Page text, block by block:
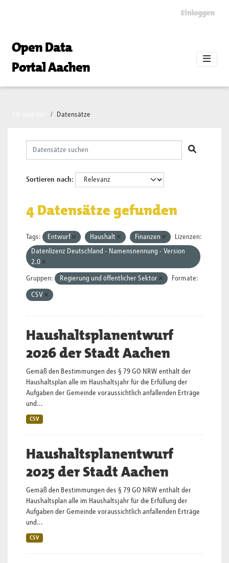
Einloggen
Open Data
Portal Aachen
Datensätze
Sortieren nach
4 Datensätze gefunden
Tags: Entwurf Haushalt Finanzen
Lizenzen:
Datenlizenz Deutschland - Namensnennung - Version
2.0
Gruppen: Regierung und öffentlicher Sektor Formate:
CSV
Haushaltsplanentwurf
2026 der Stadt Aachen
Gemäß den Bestimmungen des § 79 GO NRW enthält der
Haushaltsplan alle im Haushaltsjahr für die Erfüllung der
Aufgaben der Gemeinde voraussichtlich anfallenden Erträge
und...
CSV
Haushaltsplanentwurf
2025 der Stadt Aachen
Gemäß den Bestimmungen des § 79 GO NRW enthält der
Haushaltsplan alle im Haushaltsjahr für die Erfüllung der
Aufgaben der Gemeinde voraussichtlich anfallenden Erträge
und...
CSV